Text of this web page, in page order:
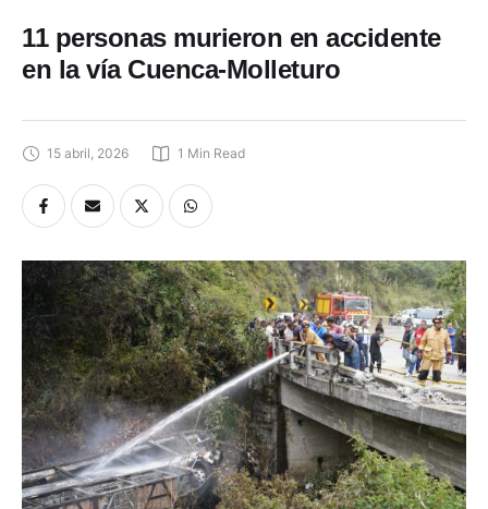
11 personas murieron en accidente
en la vía Cuenca-Molleturo
15 abril, 2026 1 Min Read